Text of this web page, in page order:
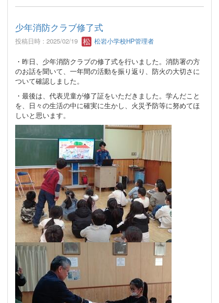
少年消防クラブ修了式
投稿日時 : 2025/02/19 松岩小学校HP管理者
・昨日、少年消防クラブの修了式を行いました。消防署の方
のお話を聞いて、一年間の活動を振り返り、防火の大切さに
ついて確認しました。
・最後は、代表児童が修了証をいただきました。学んだこと
を、日々の生活の中に確実に生かし、火災予防等に努めてほ
しいと思います。